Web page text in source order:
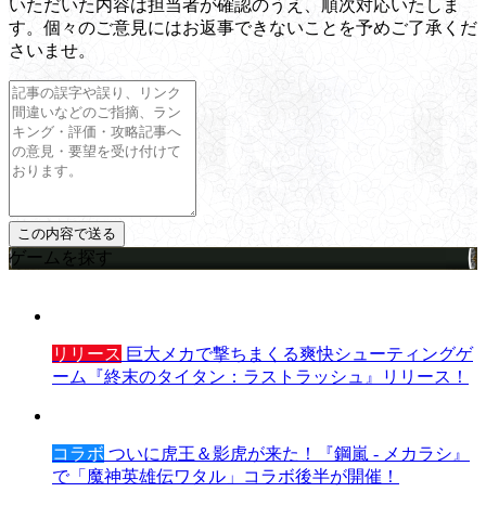
いただいた内容は担当者が確認のうえ、順次対応いたしま
す。個々のご意見にはお返事できないことを予めご了承くだ
さいませ。
ゲームを探す
リリース 巨大メカで撃ちまくる爽快シューティングゲ
ーム『終末のタイタン：ラストラッシュ』リリース！
コラボ ついに虎王＆影虎が来た！『鋼嵐 - メカラシ』
で「魔神英雄伝ワタル」コラボ後半が開催！